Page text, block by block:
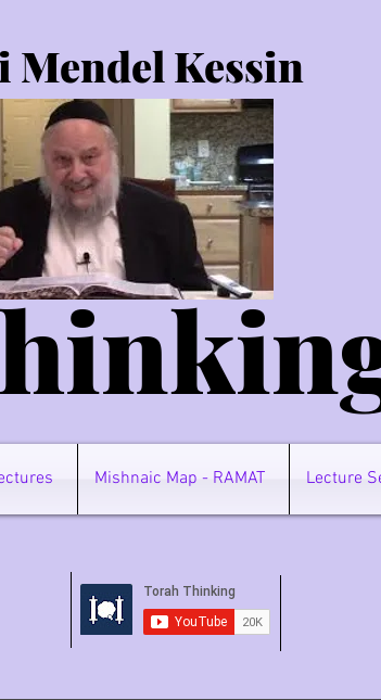
Mendel Kessin
Mishnaic Map - RAMAT Lecture